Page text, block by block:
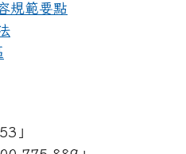
規範要點
uploads/
」